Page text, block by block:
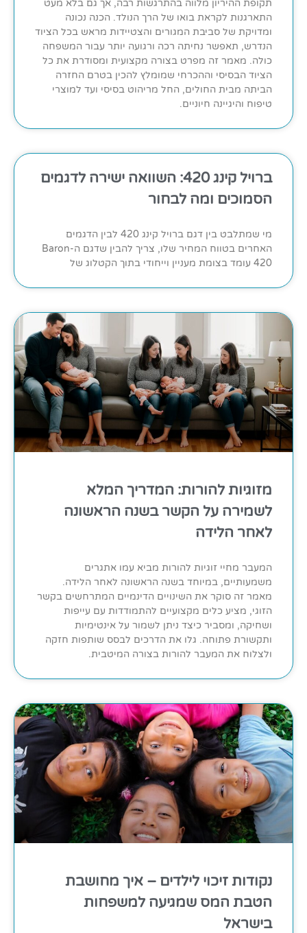
תקופת ההיריון מלווה בהתרגשות רבה, אך גם בלא מעט
התארגנות לקראת בואו של הרך הנולד. הכנה נכונה
ומדויקת של סביבת המגורים והצטיידות מראש בכל הציוד
הנדרש, תאפשר נחיתה רכה ורגועה יותר עבור המשפחה
כולה. מאמר זה מפרט בצורה מקצועית ומסודרת את כל
הציוד הבסיסי וההכרחי שמומלץ להכין בטרם החזרה
הביתה מבית החולים, החל מריהוט בסיסי ועד למוצרי
טיפוח והיגיינה חיוניים.
ברויל קינג 420: השוואה ישירה לדגמים
הסמוכים ומה לבחור
מי שמתלבט בין דגם ברויל קינג 420 לבין הדגמים
האחרים בטווח המחיר שלו, צריך להבין שדגם ה-Baron
420 עומד בצומת מעניין וייחודי בתוך הקטלוג של
מזוגיות להורות: המדריך המלא
לשמירה על הקשר בשנה הראשונה
לאחר הלידה
המעבר מחיי זוגיות להורות מביא עמו אתגרים
משמעותיים, במיוחד בשנה הראשונה לאחר הלידה.
מאמר זה סוקר את השינויים הדינמיים המתרחשים בקשר
הזוגי, מציע כלים מקצועיים להתמודדות עם עייפות
ושחיקה, ומסביר כיצד ניתן לשמור על אינטימיות
ותקשורת פתוחה. גלו את הדרכים לבסס שותפות חזקה
ולצלוח את המעבר להורות בצורה המיטבית.
נקודות זיכוי לילדים – איך מחושבת
הטבת המס שמגיעה למשפחות
בישראל